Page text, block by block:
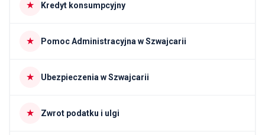
★ Kredyt konsumpcyjny
★ Pomoc Administracyjna w Szwajcarii
★ Ubezpieczenia w Szwajcarii
★ Zwrot podatku i ulgi